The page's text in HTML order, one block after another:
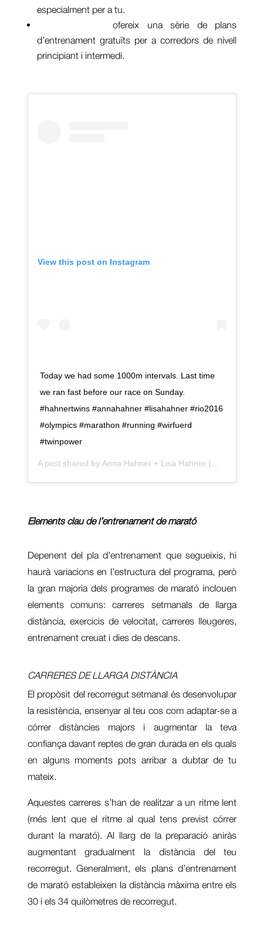
especialment per a tu.
ofereix una sèrie de plans
d’entrenament gratuïts per a corredors de nivell
principiant i intermedi.
View this post on Instagram
Today we had some 1000m intervals. Last time
we ran fast before our race on Sunday.
#hahnertwins #annahahner #lisahahner #rio2016
#olympics #marathon #running #wirfuerd
#twinpower
A post shared by Anna Hahner + Lisa Hahner (@hahnertwins) on
Elements clau de l’entrenament de marató
Depenent del pla d’entrenament que segueixis, hi
haurà variacions en l’estructura del programa, però
la gran majoria dels programes de marató inclouen
elements comuns: carreres setmanals de llarga
distància, exercicis de velocitat, carreres lleugeres,
entrenament creuat i dies de descans.
CARRERES DE LLARGA DISTÀNCIA
El propòsit del recorregut setmanal és desenvolupar
la resistència, ensenyar al teu cos com adaptar-se a
córrer distàncies majors i augmentar la teva
confiança davant reptes de gran durada en els quals
en alguns moments pots arribar a dubtar de tu
mateix.
Aquestes carreres s’han de realitzar a un ritme lent
(més lent que el ritme al qual tens previst córrer
durant la marató). Al llarg de la preparació aniràs
augmentant gradualment la distància del teu
recorregut. Generalment, els plans d’entrenament
de marató estableixen la distància màxima entre els
30 i els 34 quilòmetres de recorregut.